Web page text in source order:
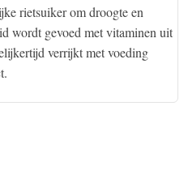
rietsuiker om droogte en
wordt gevoed met vitaminen uit
verrijkt met voeding